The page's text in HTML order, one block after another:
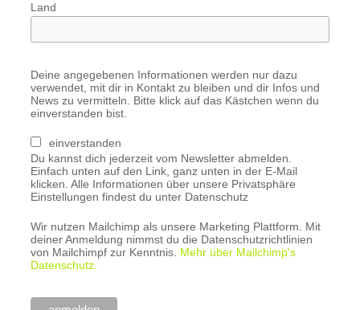
Land
Deine angegebenen Informationen werden nur dazu
verwendet, mit dir in Kontakt zu bleiben und dir Infos und
News zu vermitteln. Bitte klick auf das Kästchen wenn du
einverstanden bist.
einverstanden
Du kannst dich jederzeit vom Newsletter abmelden.
Einfach unten auf den Link, ganz unten in der E-Mail
klicken. Alle Informationen über unsere Privatsphäre
Einstellungen findest du unter Datenschutz
Wir nutzen Mailchimp als unsere Marketing Plattform. Mit
deiner Anmeldung nimmst du die Datenschutzrichtlinien
von Mailchimpf zur Kenntnis. Mehr über Mailchimp's
Datenschutz.